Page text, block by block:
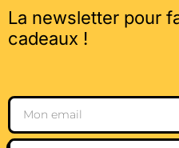
La newsletter pour
cadeaux !
Email